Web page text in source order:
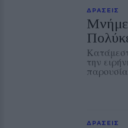
ΔΡΑΣΕΙΣ
την
ΔΡΑΣΕΙΣ